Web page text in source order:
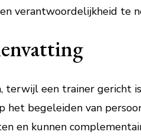
verantwoordelijkheid te
terwijl een trainer gericht
het begeleiden van
en kunnen